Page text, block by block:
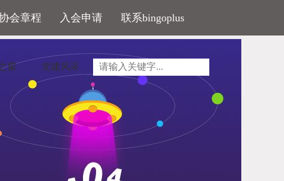
会章程 入会申请 联系bingoplus
窗
党建风采